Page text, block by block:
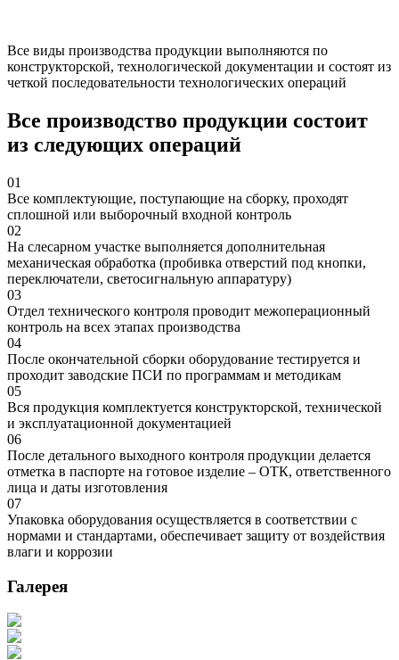
Все виды производства продукции выполняются по
конструкторской, технологической документации и состоят из
четкой последовательности технологических операций
Все производство продукции состоит
из следующих операций
01
Все комплектующие, поступающие на сборку, проходят
сплошной или выборочный входной контроль
02
На слесарном участке выполняется дополнительная
механическая обработка (пробивка отверстий под кнопки,
переключатели, светосигнальную аппаратуру)
03
Отдел технического контроля проводит межоперационный
контроль на всех этапах производства
04
После окончательной сборки оборудование тестируется и
проходит заводские ПСИ по программам и методикам
05
Вся продукция комплектуется конструкторской, технической
и эксплуатационной документацией
06
После детального выходного контроля продукции делается
отметка в паспорте на готовое изделие – ОТК, ответственного
лица и даты изготовления
07
Упаковка оборудования осуществляется в соответствии с
нормами и стандартами, обеспечивает защиту от воздействия
влаги и коррозии
Галерея